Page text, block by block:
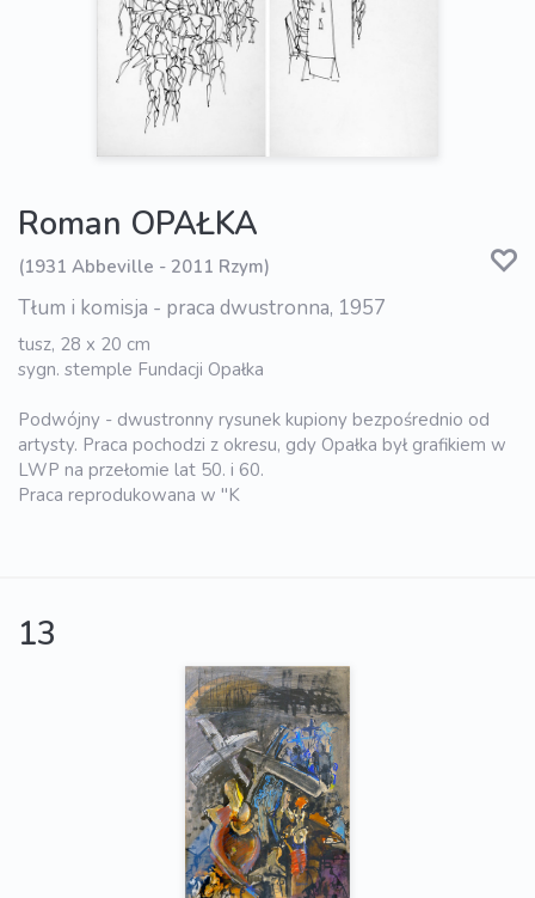
Roman OPAŁKA
(1931 Abbeville - 2011 Rzym)
Tłum i komisja - praca dwustronna, 1957
tusz, 28 x 20 cm
sygn. stemple Fundacji Opałka
Podwójny - dwustronny rysunek kupiony bezpośrednio od
artysty. Praca pochodzi z okresu, gdy Opałka był grafikiem w
LWP na przełomie lat 50. i 60.
Praca reprodukowana w "K
13